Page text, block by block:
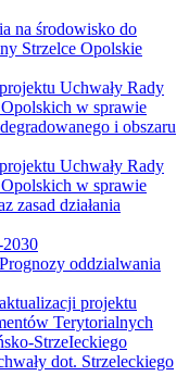
na środowisko do
Strzelce Opolskie
Uchwały Rady
w sprawie
i obszaru
Uchwały Rady
w sprawie
zasad działania
oddzialwania
projektu
Terytorialnych
StrzeIeckiego
dot. Strzeleckiego